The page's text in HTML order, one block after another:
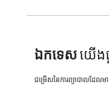
ឯកទេសយើង
ជម្រើសនៃការព្យាបាលដែល